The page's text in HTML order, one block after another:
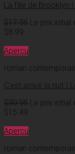
La fille de Brooklyn
$17.95 Le prix initial
$8.99.
Aperçu
roman
C’est arrivé la nuit I
$30.95 Le prix initial
$15.49.
Aperçu
roman